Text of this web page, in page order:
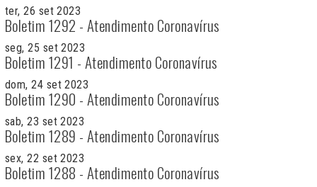
ter, 26 set 2023
Boletim 1292 - Atendimento Coronavírus
seg, 25 set 2023
Boletim 1291 - Atendimento Coronavírus
dom, 24 set 2023
Boletim 1290 - Atendimento Coronavírus
sab, 23 set 2023
Boletim 1289 - Atendimento Coronavírus
sex, 22 set 2023
Boletim 1288 - Atendimento Coronavírus